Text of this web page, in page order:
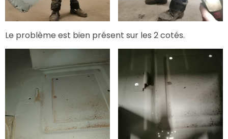
Le problème est bien présent sur les 2 cotés.